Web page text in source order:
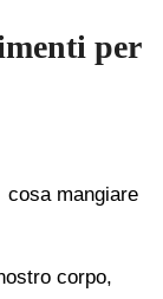
per
cosa mangiare
corpo,